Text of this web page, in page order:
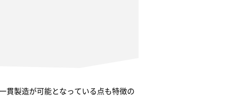
貫製造が可能となっている点も特徴の